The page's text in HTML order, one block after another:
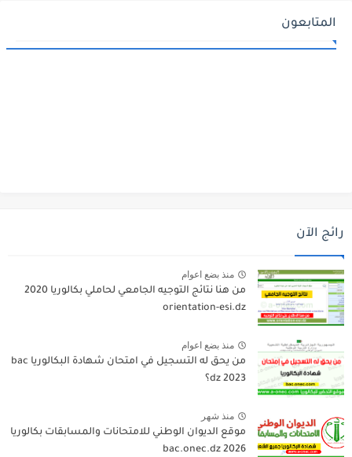
المتابعون
رائج الآن
منذ بضع اعوام
من هنا نتائج التوجيه الجامعي لحاملي بكالوريا 2020
orientation-esi.dz
منذ بضع اعوام
من يحق له التسجيل في امتحان شهادة البكالوريا bac
dz 2023؟
منذ شهر
موقع الديوان الوطني للامتحانات والمسابقات بكالوريا
2026 bac.onec.dz